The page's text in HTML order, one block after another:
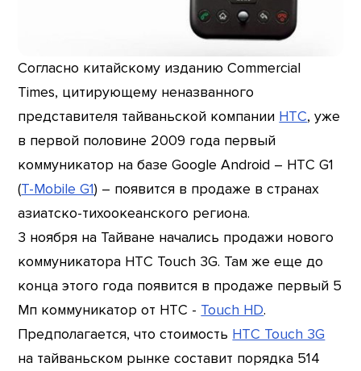
Согласно китайскому изданию Commercial
Times, цитирующему неназванного
представителя тайваньской компании HTC, уже
в первой половине 2009 года первый
коммуникатор на базе Google Android – HTC G1
(T-Mobile G1) – появится в продаже в странах
азиатско-тихоокеанского региона.
3 ноября на Тайване начались продажи нового
коммуникатора HTC Touch 3G. Там же еще до
конца этого года появится в продаже первый 5
Мп коммуникатор от HTC - Touch HD.
Предполагается, что стоимость HTC Touch 3G
на тайваньском рынке составит порядка 514